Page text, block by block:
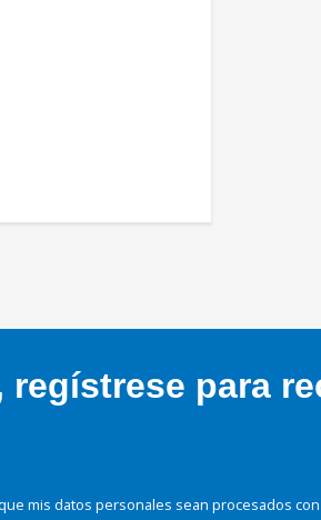
regístrese para
mis datos personales sean procesados